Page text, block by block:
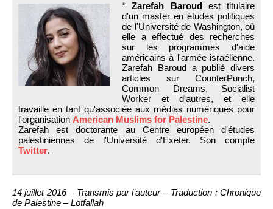
*Zarefah Baroudest titulaire
d'un master en études politiques
de l'Université de Washington, où
elle a effectué des recherches
sur les programmes d'aide
américains à l'armée israélienne.
Zarefah Baroud a publié divers
articles sur CounterPunch,
Common Dreams, Socialist
Worker et d'autres, et elle
travaille en tant qu'associée aux médias numériques pour
l'organisation American Muslims for Palestine.
Zarefah est doctorante au Centre européen d'études
palestiniennes de l'Université d'Exeter. Son compte
Twitter.
14 juillet 2016 – Transmis par l’auteur – Traduction : Chronique
de Palestine – Lotfallah